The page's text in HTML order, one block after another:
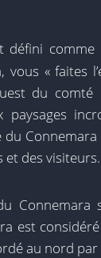
défini
vous « faites
du comté
paysages
des visiteurs.
est
au nord